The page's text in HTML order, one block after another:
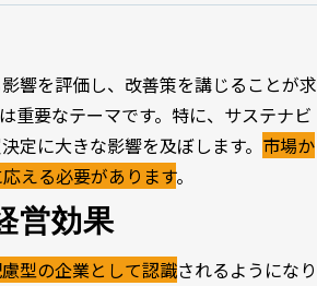
響を評価し、改善策を講じることが求
重要なテーマです。特に、サステナビ
定に大きな影響を及ぼします。 市場か
える必要があります。
営効果
型の企業として認識されるようになり